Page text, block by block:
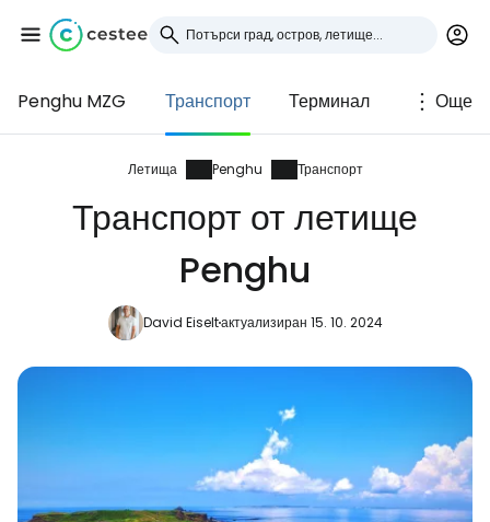
Penghu MZG Транспорт Терминал Още
Летища Penghu Транспорт
Транспорт от летище
Penghu
David Eiseltактуализиран 15. 10. 2024
Влезте в Cestee
... световната общност на туристите
Продължете с Google
Продължете с Facebook
Продължете с имейл